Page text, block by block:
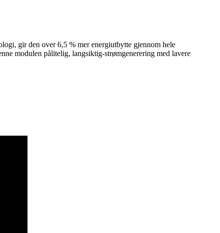
gir den over 6,5 % mer energiutbytte gjennom hele
modulen pålitelig, langsiktig-strømgenerering med lavere